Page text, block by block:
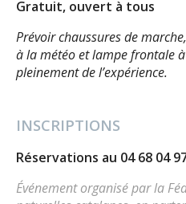
Gratuit, ouvert à tous
Prévoir chaussures de
à la météo et lampe frontale
pleinement de l’expérience.
INSCRIPTIONS
Réservations au 04 68 04
Événement organisé par la